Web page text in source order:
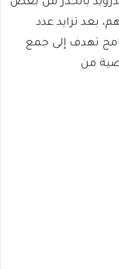
بعد تزايد عدد
تهدف إلى جمع
من